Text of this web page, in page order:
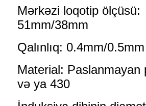
Mərkəzi loqotip ölçüsü:
51mm/38mm
Qalınlıq: 0.4mm/0.5mm
Material: Paslanmayan
və ya 430